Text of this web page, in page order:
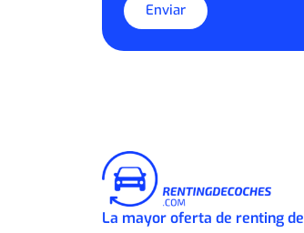
Enviar
La mayor oferta de renting de